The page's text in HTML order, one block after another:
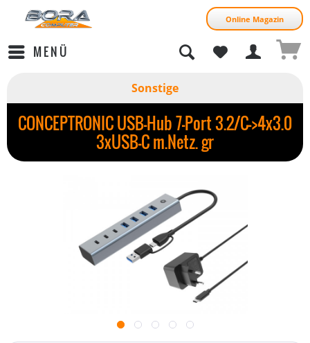
Online Magazin
MENÜ
Sonstige
CONCEPTRONIC USB-Hub 7-Port 3.2/C->4x3.0
3xUSB-C m.Netz. gr